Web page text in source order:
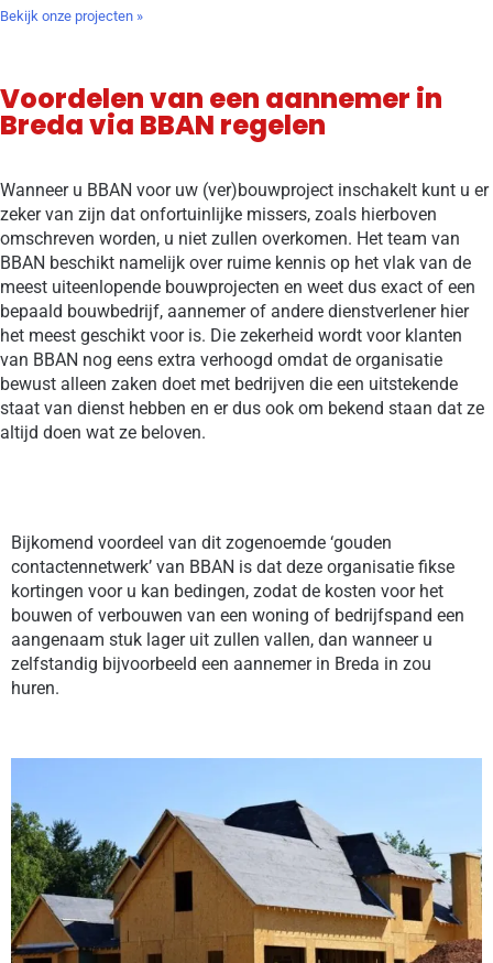
Bekijk onze projecten »
Voordelen van een aannemer in
Breda via BBAN regelen
Wanneer u BBAN voor uw (ver)bouwproject inschakelt kunt u er
zeker van zijn dat onfortuinlijke missers, zoals hierboven
omschreven worden, u niet zullen overkomen. Het team van
BBAN beschikt namelijk over ruime kennis op het vlak van de
meest uiteenlopende bouwprojecten en weet dus exact of een
bepaald bouwbedrijf, aannemer of andere dienstverlener hier
het meest geschikt voor is. Die zekerheid wordt voor klanten
van BBAN nog eens extra verhoogd omdat de organisatie
bewust alleen zaken doet met bedrijven die een uitstekende
staat van dienst hebben en er dus ook om bekend staan dat ze
altijd doen wat ze beloven.
Bijkomend voordeel van dit zogenoemde ‘gouden
contactennetwerk’ van BBAN is dat deze organisatie fikse
kortingen voor u kan bedingen, zodat de kosten voor het
bouwen of verbouwen van een woning of bedrijfspand een
aangenaam stuk lager uit zullen vallen, dan wanneer u
zelfstandig bijvoorbeeld een aannemer in Breda in zou
huren.